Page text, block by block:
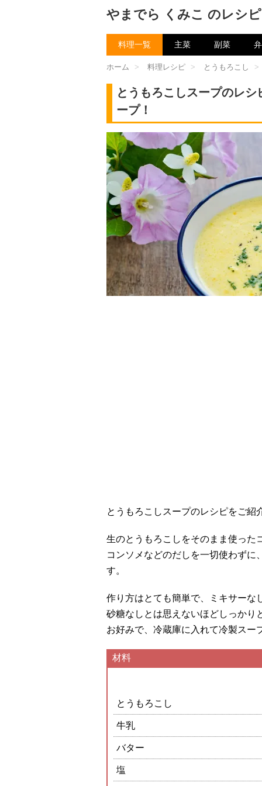
やまでら くみこ のレシピ
料理一覧 主菜 副菜
ホーム > 料理レシピ > とうもろこし >
とうもろこしスープのレ
ープ！
とうもろこしスープのレシピをご紹
生のとうもろこしをそのまま使った
コンソメなどのだしを一切使わずに
す。
作り方はとても簡単で、ミキサーな
砂糖なしとは思えないほどしっかり
お好みで、冷蔵庫に入れて冷製スー
材料
とうもろこし
牛乳
バター
塩